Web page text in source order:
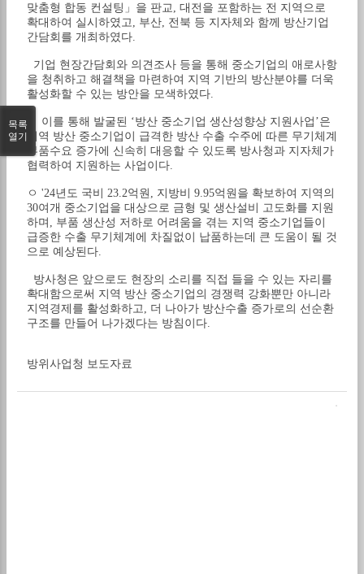
맞춤형 합동 컨설팅」을 판교, 대전을 포함하는 전 지역으로
확대하여 실시하였고, 부산, 전북 등 지자체와 함께 방산기업
간담회를 개최하였다.
기업 현장간담회와 의견조사 등을 통해 중소기업의 애로사항
을 청취하고 해결책을 마련하여 지역 기반의 방산분야를 더욱
활성화할 수 있는 방안을 모색하였다.
ㅇ 이를 통해 발굴된 ‘방산 중소기업 생산성향상 지원사업’은
지역 방산 중소기업이 급격한 방산 수출 수주에 따른 무기체계
부품수요 증가에 신속히 대응할 수 있도록 방사청과 지자체가
협력하여 지원하는 사업이다.
ㅇ '24년도 국비 23.2억원, 지방비 9.95억원을 확보하여 지역의
30여개 중소기업을 대상으로 금형 및 생산설비 고도화를 지원
하며, 부품 생산성 저하로 어려움을 겪는 지역 중소기업들이
급증한 수출 무기체계에 차질없이 납품하는데 큰 도움이 될 것
으로 예상된다.
방사청은 앞으로도 현장의 소리를 직접 들을 수 있는 자리를
확대함으로써 지역 방산 중소기업의 경쟁력 강화뿐만 아니라
지역경제를 활성화하고, 더 나아가 방산수출 증가로의 선순환
구조를 만들어 나가겠다는 방침이다.
방위사업청 보도자료
목록
열기